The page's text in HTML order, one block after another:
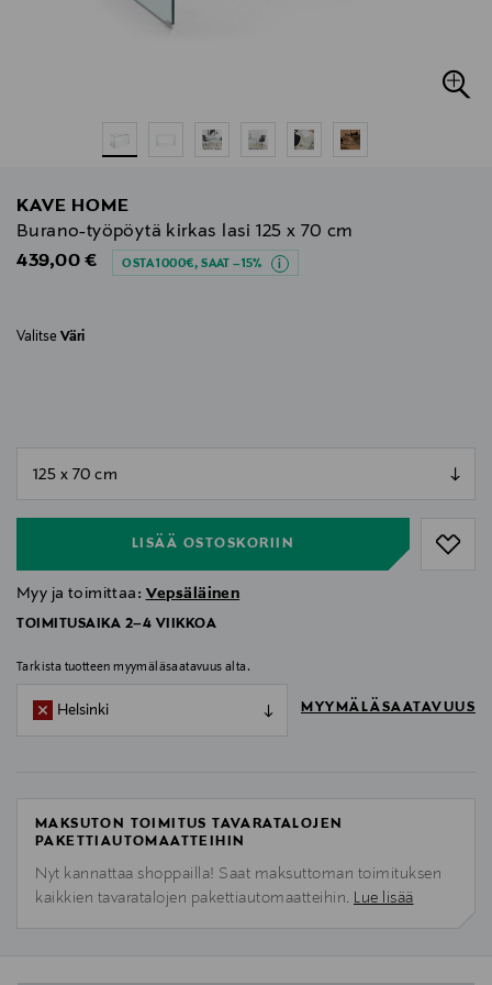
KAVE HOME
Burano-työpöytä kirkas lasi 125 x 70 cm
Original Price
439,00 € OSTA 1000€, SAAT –15%
Valitse Väri
LISÄÄ OSTOSKORIIN
Myy ja toimittaa: Vepsäläinen
TOIMITUSAIKA 2–4 VIIKKOA
Tarkista tuotteen myymäläsaatavuus alta.
Helsinki MYYMÄLÄSAATAVUUS
MAKSUTON TOIMITUS TAVARATALOJEN
PAKETTIAUTOMAATTEIHIN
Nyt kannattaa shoppailla! Saat maksuttoman toimituksen
kaikkien tavaratalojen pakettiautomaatteihin. Lue lisää